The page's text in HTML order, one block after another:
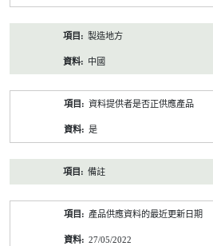
製造地方
中國
資料提供者是否正供應產品
是
備註
產品供應資料的最近更新日期
27/05/2022